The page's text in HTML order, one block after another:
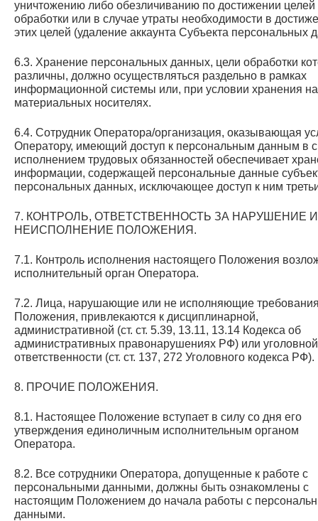
уничтожению либо обезличиванию по достижении целей
обработки или в случае утраты необходимости в
этих целей (удаление аккаунта Субъекта персональных
6.3. Хранение персональных данных, цели обработки
различны, должно осуществляться раздельно в рамках
информационной системы или, при условии хранения на
материальных носителях.
6.4. Сотрудник Оператора/организация, оказывающая
Оператору, имеющий доступ к персональным данным в
исполнением трудовых обязанностей обеспечивает
информации, содержащей персональные данные
персональных данных, исключающее доступ к ним
7. КОНТРОЛЬ, ОТВЕТСТВЕННОСТЬ ЗА НАРУШЕНИЕ
НЕИСПОЛНЕНИЕ ПОЛОЖЕНИЯ.
7.1. Контроль исполнения настоящего Положения
исполнительный орган Оператора.
7.2. Лица, нарушающие или не исполняющие
Положения, привлекаются к дисциплинарной,
административной (ст. ст. 5.39, 13.11, 13.14 Кодекса об
административных правонарушениях РФ) или уголовной
ответственности (ст. ст. 137, 272 Уголовного кодекса РФ).
8. ПРОЧИЕ ПОЛОЖЕНИЯ.
8.1. Настоящее Положение вступает в силу со дня его
утверждения единоличным исполнительным органом
Оператора.
8.2. Все сотрудники Оператора, допущенные к работе с
персональными данными, должны быть ознакомлены с
настоящим Положением до начала работы с
данными.